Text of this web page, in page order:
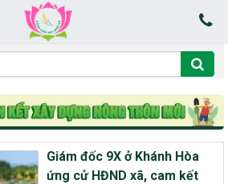
Giám đốc 9X ở Khánh Hòa
ứng cử HĐND xã, cam kết